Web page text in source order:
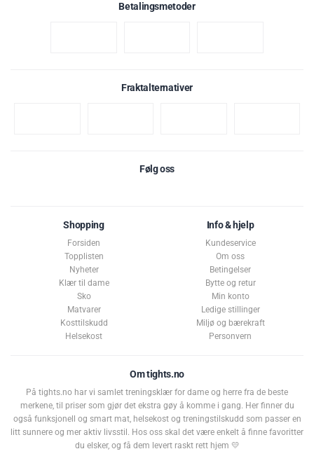
Betalingsmetoder
Fraktalternativer
Følg oss
Shopping
Forsiden
Topplisten
Nyheter
Klær til dame
Sko
Matvarer
Kosttilskudd
Helsekost
Info & hjelp
Kundeservice
Om oss
Betingelser
Bytte og retur
Min konto
Ledige stillinger
Miljø og bærekraft
Personvern
Om tights.no
På tights.no har vi samlet treningsklær for dame og herre fra de beste
merkene, til priser som gjør det ekstra gøy å komme i gang. Her finner du
også funksjonell og smart mat, helsekost og treningstilskudd som passer en
litt sunnere og mer aktiv livsstil. Hos oss skal det være enkelt å finne favoritter
du elsker, og få dem levert raskt rett hjem 💛